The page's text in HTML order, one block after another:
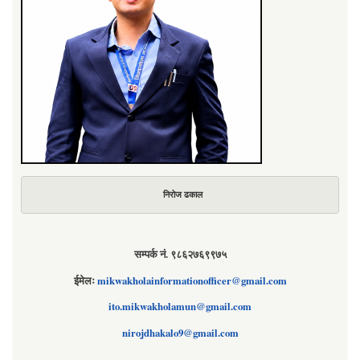
निरोज ढकाल
सम्पर्क नं. ९८६२७६९९७५
ईमेलःmikwakholainformationofficer@gmail.com
ito.mikwakholamun@gmail.com
nirojdhakalo9@gmail.com